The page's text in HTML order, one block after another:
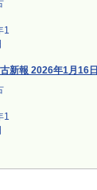
新報 2026年1月16日